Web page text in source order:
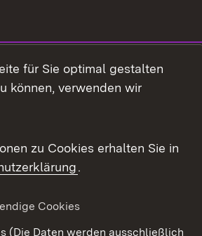
für Sie optimal gestalten
können, verwenden wir
zu Cookies erhalten Sie in
.
Cookies
(Die Daten werden ausschließlich